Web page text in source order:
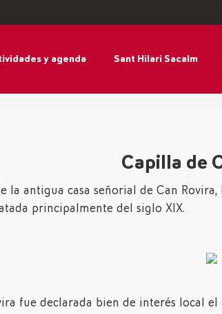
y agenda Sant Hilari Sacalm
Capilla de
la antigua casa señorial de Can
principalmente del siglo XIX.
fue declarada bien de interés local el